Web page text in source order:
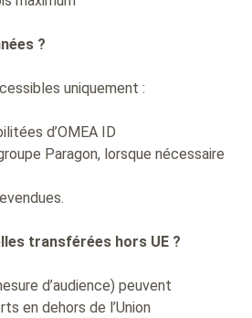
?
uniquement :
d’OMEA ID
Paragon, lorsque nécessaire
transférées hors UE ?
d’audience) peuvent
en dehors de l’Union